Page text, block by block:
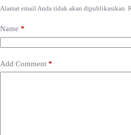
Alamat email Anda tidak akan dipublikasikan.
Name *
Add Comment *